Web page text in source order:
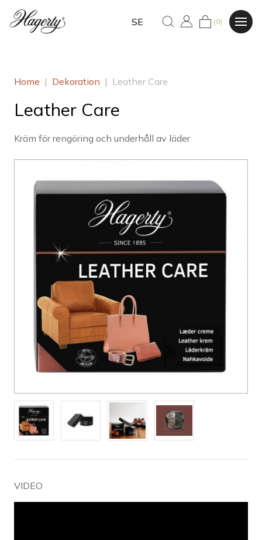
SE (0)
Home | Dekoration | Leather Care
Leather Care
Kräm för rengöring och underhåll av läder
VIDEO